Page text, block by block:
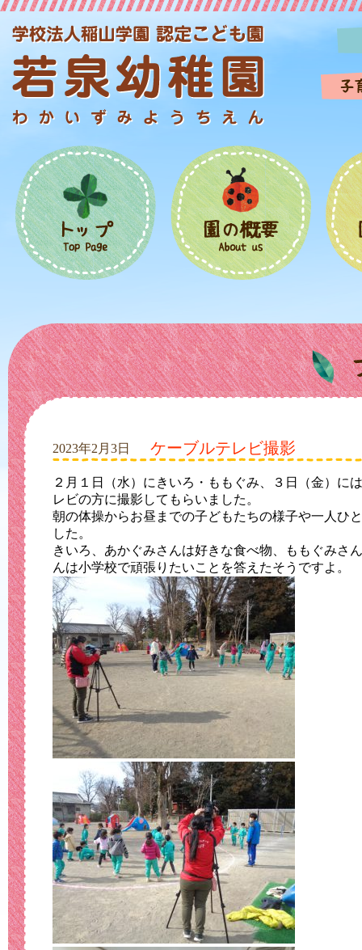
2023年2月3日 ケーブルテレビ撮影
２月１日（水）にきいろ・ももぐみ、３日（金）に
レビの方に撮影してもらいました。
朝の体操からお昼までの子どもたちの様子や一人ひ
した。
きいろ、あかぐみさんは好きな食べ物、ももぐみさ
んは小学校で頑張りたいことを答えたそうですよ。